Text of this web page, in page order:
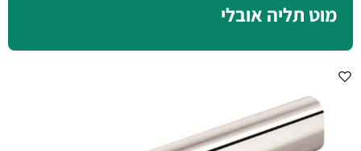
מוט תליה אובלי